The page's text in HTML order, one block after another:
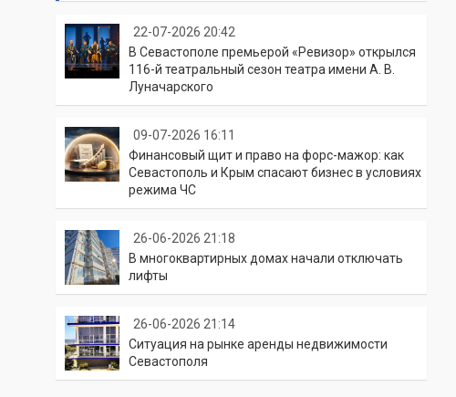
22-07-2026 20:42
В Севастополе премьерой «Ревизор» открылся
116-й театральный сезон театра имени А. В.
Луначарского
09-07-2026 16:11
Финансовый щит и право на форс-мажор: как
Севастополь и Крым спасают бизнес в условиях
режима ЧС
26-06-2026 21:18
В многоквартирных домах начали отключать
лифты
26-06-2026 21:14
Ситуация на рынке аренды недвижимости
Севастополя